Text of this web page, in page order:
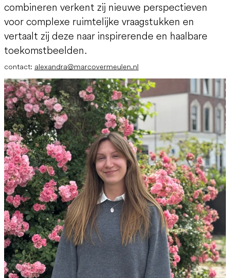
combineren verkent zij nieuwe perspectieven
voor complexe ruimtelijke vraagstukken en
vertaalt zij deze naar inspirerende en haalbare
toekomstbeelden.
contact: alexandra@marcovermeulen.nl